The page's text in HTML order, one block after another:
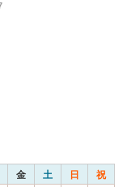
金 土 日 祝